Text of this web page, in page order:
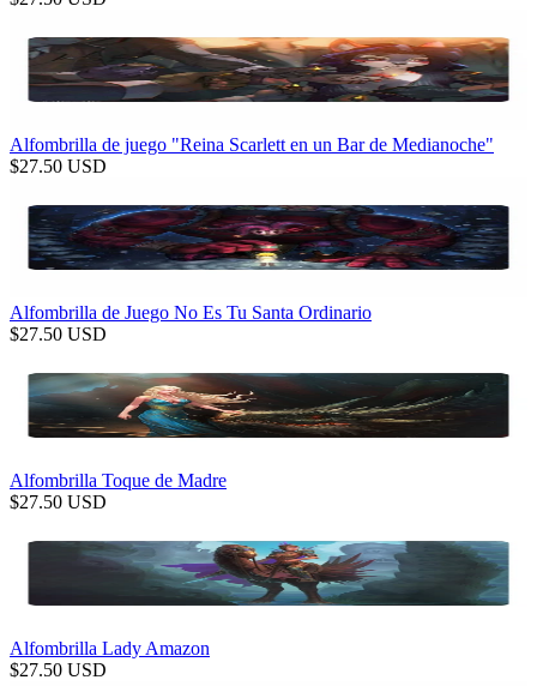
Alfombrilla de juego "Reina Scarlett en un Bar de Medianoche"
$27.50 USD
Alfombrilla de Juego No Es Tu Santa Ordinario
$27.50 USD
Alfombrilla Toque de Madre
$27.50 USD
Alfombrilla Lady Amazon
$27.50 USD